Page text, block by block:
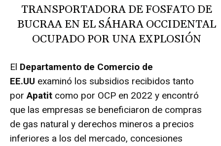
TRANSPORTADORA DE FOSFATO DE
BUCRAA EN EL SÁHARA OCCIDENTAL
OCUPADO POR UNA EXPLOSIÓN
El Departamento de Comercio de
EE.UU examinó los subsidios recibidos tanto
porApatit como por OCP en 2022 y encontró
que las empresas se beneficiaron de compras
de gas natural y derechos mineros a precios
inferiores a los del mercado, concesiones